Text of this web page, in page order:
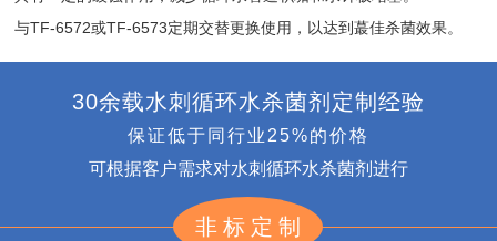
与TF-6572或TF-6573定期交替更换使用，以达到蕞佳杀菌效果。
30余载水刺循环水杀菌剂定制经验
保证低于同行业25%的价格
可根据客户需求对水刺循环水杀菌剂进行
非标定制